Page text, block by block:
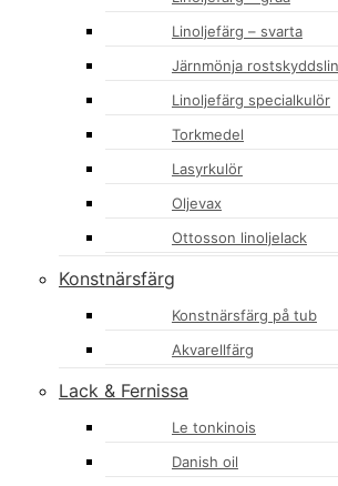
Linoljefärg – svarta
Järnmönja
Linoljefärg specialkulör
Torkmedel
Lasyrkulör
Oljevax
Ottosson linoljelack
Konstnärsfärg
Konstnärsfärg på tub
Akvarellfärg
Lack & Fernissa
Le tonkinois
Danish oil